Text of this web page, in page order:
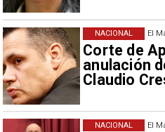
El
Corte de
anulación
Claudio
NACIONAL
El
NACIONAL